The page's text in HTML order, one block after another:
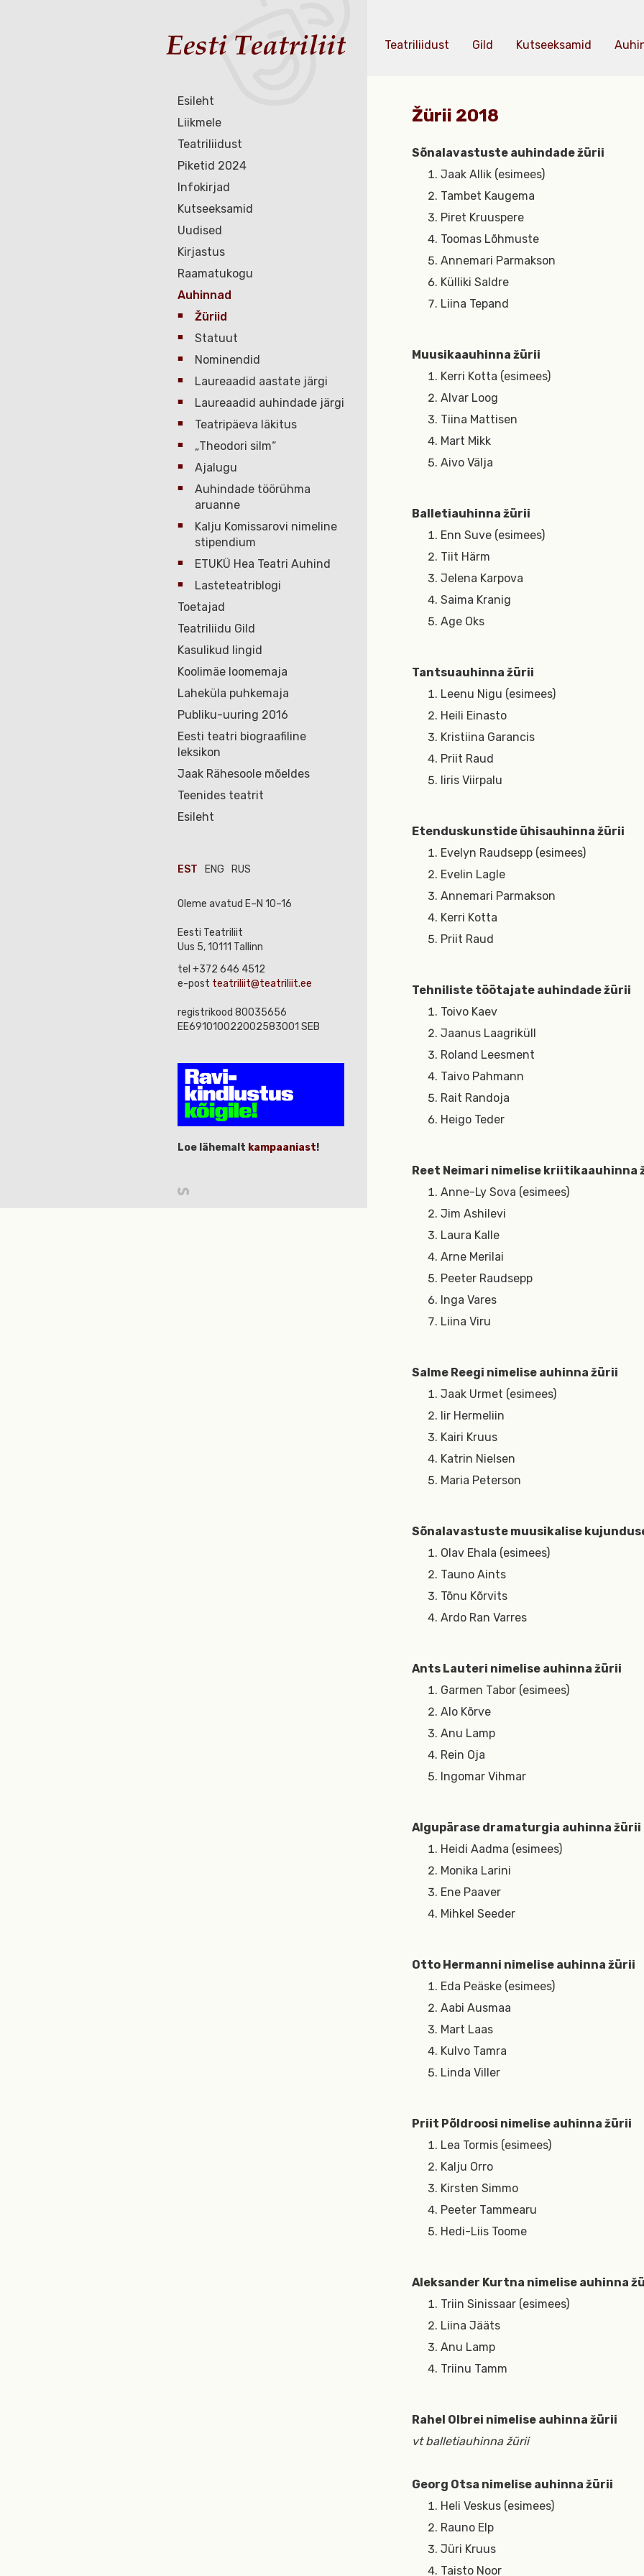
Esileht
Liikmele
Teatriliidust
Piketid 2024
Infokirjad
Kutseeksamid
Uudised
Kirjastus
Raamatukogu
Auhinnad
Žüriid
Statuut
Nominendid
Laureaadid aastate järgi
Laureaadid auhindade järgi
Teatripäeva läkitus
„Theodori silm“
Ajalugu
Auhindade töörühma
aruanne
Kalju Komissarovi nimeline
stipendium
ETUKÜ Hea Teatri Auhind
Lasteteatriblogi
Toetajad
Teatriliidu Gild
Kasulikud lingid
Koolimäe loomemaja
Laheküla puhkemaja
Publiku-uuring 2016
Eesti teatri biograafiline
leksikon
Jaak Rähesoole mõeldes
Teenides teatrit
Esileht
EST ENG RUS
Oleme avatud E–N 10–16
Eesti Teatriliit
Uus 5, 10111 Tallinn
tel +372 646 4512
e-post teatriliit@teatriliit.ee
registrikood 80035656
EE691010022002583001 SEB
Loe lähemalt kampaaniast!
Teatriliidust Gild Kutseeksamid
Žürii 2018
Sõnalavastuste auhindade žürii
Jaak Allik (esimees)
Tambet Kaugema
Piret Kruuspere
Toomas Lõhmuste
Annemari Parmakson
Külliki Saldre
Liina Tepand
Muusikaauhinna žürii
Kerri Kotta (esimees)
Alvar Loog
Tiina Mattisen
Mart Mikk
Aivo Välja
Balletiauhinna žürii
Enn Suve (esimees)
Tiit Härm
Jelena Karpova
Saima Kranig
Age Oks
Tantsuauhinna žürii
Leenu Nigu (esimees)
Heili Einasto
Kristiina Garancis
Priit Raud
Iiris Viirpalu
Etenduskunstide ühisauhinna žürii
Evelyn Raudsepp (esimees)
Evelin Lagle
Annemari Parmakson
Kerri Kotta
Priit Raud
Tehniliste töötajate auhindade žürii
Toivo Kaev
Jaanus Laagriküll
Roland Leesment
Taivo Pahmann
Rait Randoja
Heigo Teder
Reet Neimari nimelise kriitikaauhinna
Anne-Ly Sova (esimees)
Jim Ashilevi
Laura Kalle
Arne Merilai
Peeter Raudsepp
Inga Vares
Liina Viru
Salme Reegi nimelise auhinna žürii
Jaak Urmet (esimees)
Iir Hermeliin
Kairi Kruus
Katrin Nielsen
Maria Peterson
Sõnalavastuste muusikalise
Olav Ehala (esimees)
Tauno Aints
Tõnu Kõrvits
Ardo Ran Varres
Ants Lauteri nimelise auhinna žürii
Garmen Tabor (esimees)
Alo Kõrve
Anu Lamp
Rein Oja
Ingomar Vihmar
Algupärase dramaturgia auhinna žürii
Heidi Aadma (esimees)
Monika Larini
Ene Paaver
Mihkel Seeder
Otto Hermanni nimelise auhinna žürii
Eda Peäske (esimees)
Aabi Ausmaa
Mart Laas
Kulvo Tamra
Linda Viller
Priit Põldroosi nimelise auhinna žürii
Lea Tormis (esimees)
Kalju Orro
Kirsten Simmo
Peeter Tammearu
Hedi-Liis Toome
Aleksander Kurtna nimelise auhinna
Triin Sinissaar (esimees)
Liina Jääts
Anu Lamp
Triinu Tamm
Rahel Olbrei nimelise auhinna žürii
vt balletiauhinna žürii
Georg Otsa nimelise auhinna žürii
Heli Veskus (esimees)
Rauno Elp
Jüri Kruus
Taisto Noor